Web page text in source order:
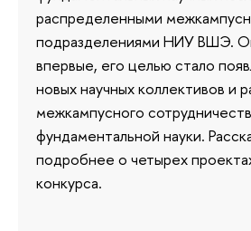
распределенными
подразделениями НИУ ВШЭ.
впервые, его целью стало
новых научных коллективов и
межкампусного
фундаментальной науки.
подробнее о четырех
конкурса.